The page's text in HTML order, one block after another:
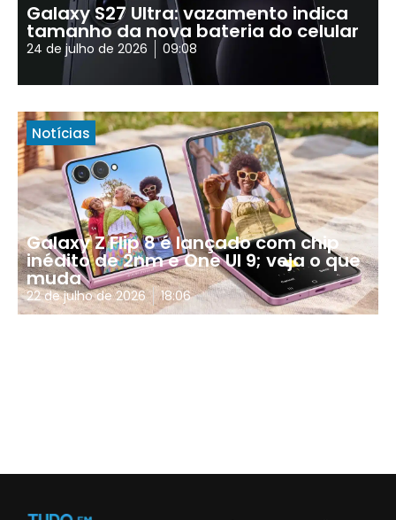
Galaxy S27 Ultra: vazamento indica
tamanho da nova bateria do celular
24 de julho de 2026 09:08
Notícias
Galaxy Z Flip 8 é lançado com chip
inédito de 2nm e One UI 9; veja o que
muda
22 de julho de 2026 18:06